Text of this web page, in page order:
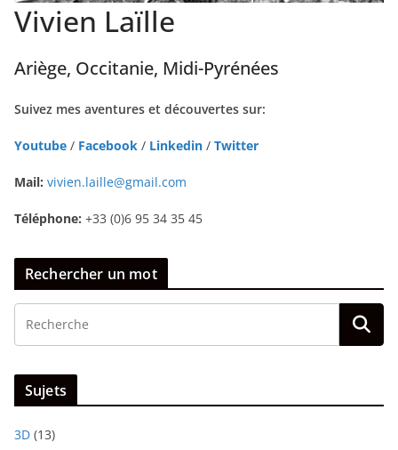
Vivien Laïlle
Ariège, Occitanie, Midi-Pyrénées
Suivez mes aventures et découvertes sur:
Youtube / Facebook / Linkedin / Twitter
Mail: vivien.laille@gmail.com
Téléphone: +33 (0)6 95 34 35 45
Rechercher un mot
Sujets
3D (13)